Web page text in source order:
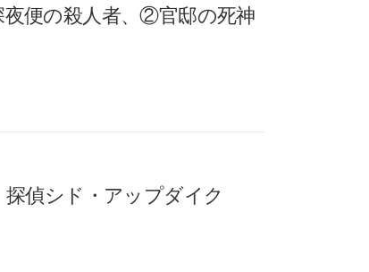
便の殺人者、②官邸の死神
偵シド・アップダイク